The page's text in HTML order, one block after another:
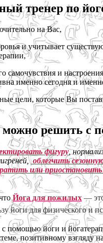
тренер по
на Вас,
и учитывает
самочувствия и
именно сегодня и
цели, которые Вы
решить с
фигуру,
облегчить
или приостановить
Йога для пожилых —
йоги для физического
с помощью йоги и
позитивному взгляду